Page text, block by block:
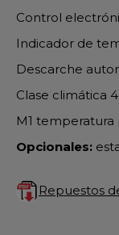
Control
Indicador de
Descarche
Clase climática
M1 temperatura
Opcionales:
Repuestos